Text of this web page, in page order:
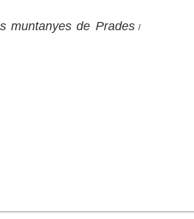
muntanyes de Prades/